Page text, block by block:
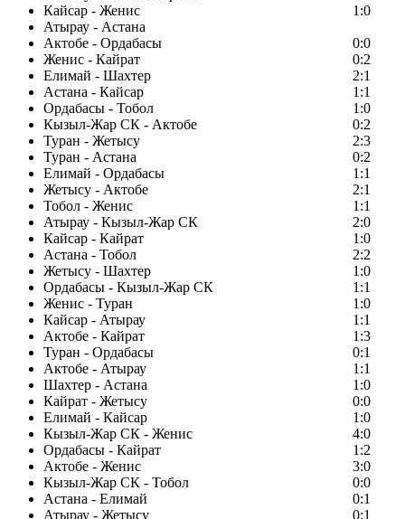
Кайсар - Женис
1:0
Атырау - Астана
Актобе - Ордабасы
0:0
Женис - Кайрат
0:2
Елимай - Шахтер
2:1
Астана - Кайсар
1:1
Ордабасы - Тобол
1:0
Кызыл-Жар СК - Актобе
0:2
Туран - Жетысу
2:3
Туран - Астана
0:2
Елимай - Ордабасы
1:1
Жетысу - Актобе
2:1
Тобол - Женис
1:1
Атырау - Кызыл-Жар СК
2:0
Кайсар - Кайрат
1:0
Астана - Тобол
2:2
Жетысу - Шахтер
1:0
Ордабасы - Кызыл-Жар СК
1:1
Женис - Туран
1:0
Кайсар - Атырау
1:1
Актобе - Кайрат
1:3
Туран - Ордабасы
0:1
Актобе - Атырау
1:1
Шахтер - Астана
1:0
Кайрат - Жетысу
0:0
Елимай - Кайсар
1:0
Кызыл-Жар СК - Женис
4:0
Ордабасы - Кайрат
1:2
Актобе - Женис
3:0
Кызыл-Жар СК - Тобол
0:0
Астана - Елимай
0:1
Атырау - Жетысу
0:1